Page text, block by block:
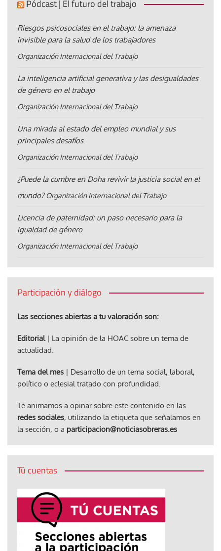
Pódcast | El futuro del trabajo
Riesgos psicosociales en el trabajo: la amenaza
invisible para la salud de los trabajadores
Organización Internacional del Trabajo
La inteligencia artificial generativa y las desigualdades
de género en el trabajo
Organización Internacional del Trabajo
Una mirada al estado del empleo mundial y sus
principales desafíos
Organización Internacional del Trabajo
¿Puede la cumbre en Doha revivir la justicia social en el
mundo? Organización Internacional del Trabajo
Licencia de paternidad: un paso necesario para la
igualdad de género
Organización Internacional del Trabajo
Participación y diálogo
Las secciones abiertas a tu valoración son:
Editorial| La opinión de la HOAC sobre un tema de
actualidad.
Tema del mes | Desarrollo de un tema social, laboral,
político o eclesial tratado con profundidad.
Te animamos a opinar sobre este contenido en las
redes sociales, utilizando la etiqueta que señalamos en
la sección, o a participacion@noticiasobreras.es
Tú cuentas